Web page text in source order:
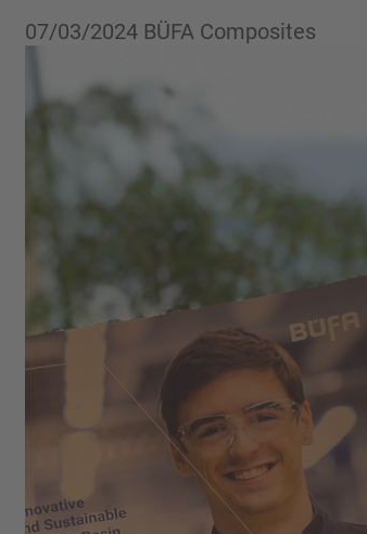
07/03/2024 BÜFA Composites